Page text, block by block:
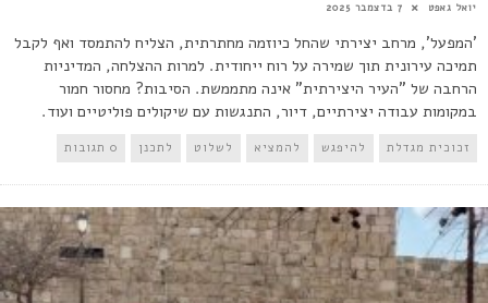
יואל גאפט 7 בדצמבר 2025
'המפעל', מרחב יצירתי שהחל כיוזמה מחתרתית, הצליח להתמסד ואף לקבל
תמיכה עירונית תוך שמירה על רוח ייחודית. למרות ההצלחה, המדיניות
הרחבה של "העיר היצירתית" אינה מתממשת. הסיבות? מחסור חמור
במקומות עבודה יצירתיים, דיור, התנגשות עם שיקולים פוליטיים ועוד.
זכוכית מגדלת להיפגש להמציא לשלוט לתכנן 0 תגובות